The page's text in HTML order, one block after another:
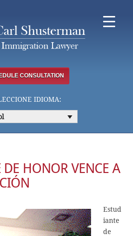
CONSULTATION
IDIOMA:
HONOR VENCE A
Estud
iante
de